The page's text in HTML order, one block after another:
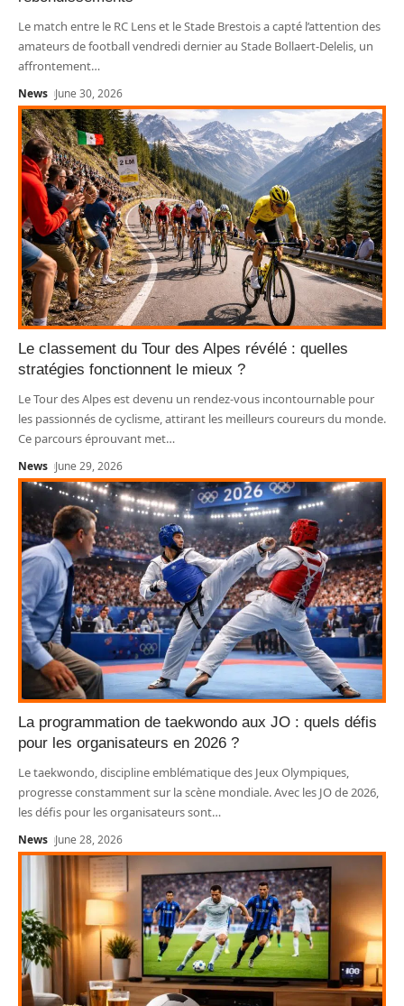
Le match entre le RC Lens et le Stade Brestois a capté l’attention des
amateurs de football vendredi dernier au Stade Bollaert-Delelis, un
affrontement…
News June 30, 2026
Le classement du Tour des Alpes révélé : quelles
stratégies fonctionnent le mieux ?
Le Tour des Alpes est devenu un rendez-vous incontournable pour
les passionnés de cyclisme, attirant les meilleurs coureurs du monde.
Ce parcours éprouvant met…
News June 29, 2026
La programmation de taekwondo aux JO : quels défis
pour les organisateurs en 2026 ?
Le taekwondo, discipline emblématique des Jeux Olympiques,
progresse constamment sur la scène mondiale. Avec les JO de 2026,
les défis pour les organisateurs sont…
News June 28, 2026